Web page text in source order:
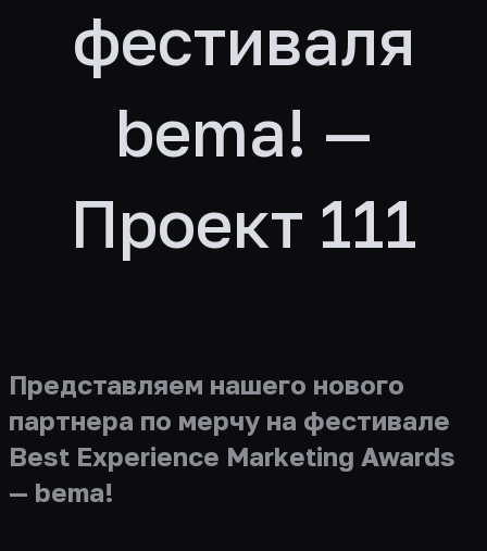
фестиваля
bema! —
Проект 111
Представляем нашего нового
партнера по мерчу на фестивале
Best Experience Marketing Awards
— bema!